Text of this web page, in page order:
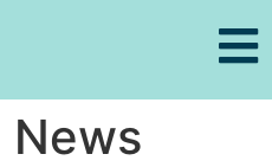
News